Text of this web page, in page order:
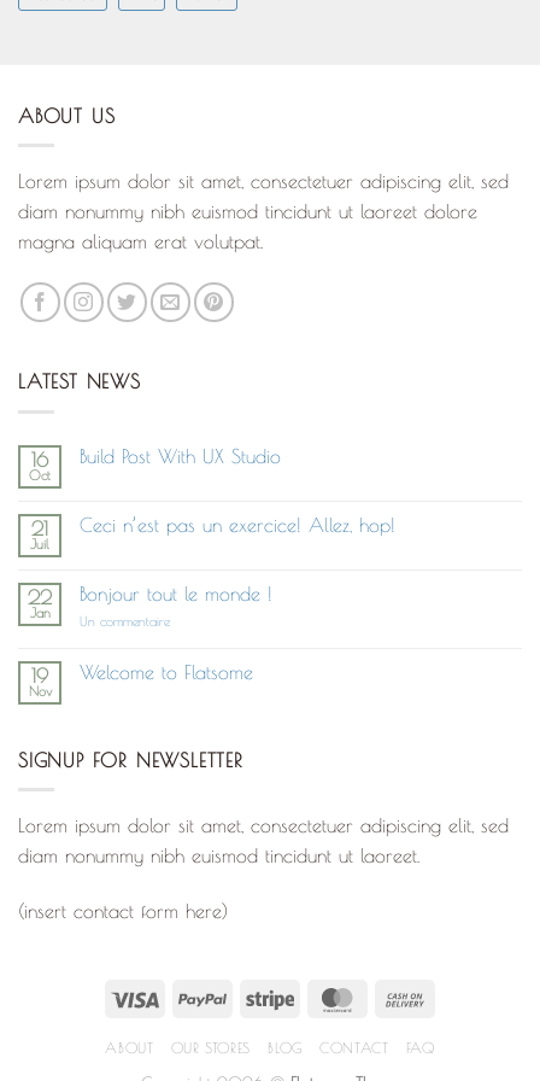
ABOUT US
Lorem ipsum dolor sit amet, consectetuer adipiscing elit, sed
diam nonummy nibh euismod tincidunt ut laoreet dolore
magna aliquam erat volutpat.
LATEST NEWS
16
Oct
Build Post With UX Studio
Build
Studio
21
Juil
Ceci n’est pas un exercice! Allez, hop!
Ceci
pas
Allez,
22
Jan
Bonjour tout le monde !
Un commentairesur
monde !
19
Nov
Welcome to Flatsome
to
SIGNUP FOR NEWSLETTER
Lorem ipsum dolor sit amet, consectetuer adipiscing elit, sed
diam nonummy nibh euismod tincidunt ut laoreet.
(insert contact form here)
Visa PayPal Stripe MasterCard
Delivery
ABOUT OUR STORES BLOG CONTACT FAQ